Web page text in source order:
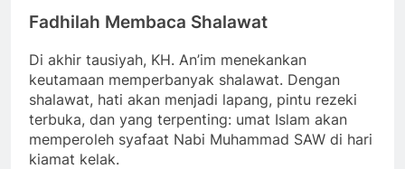
Fadhilah Membaca Shalawat
Di akhir tausiyah, KH. An’im menekankan
keutamaan memperbanyak shalawat. Dengan
shalawat, hati akan menjadi lapang, pintu rezeki
terbuka, dan yang terpenting: umat Islam akan
memperoleh syafaat Nabi Muhammad SAW di hari
kiamat kelak.